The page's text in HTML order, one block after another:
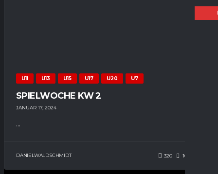
U11 U13 U15 U17 U20 U7
SPIELWOCHE KW 2
JANUAR 17, 2024
...
DANIELWALDSCHMIDT 320 105